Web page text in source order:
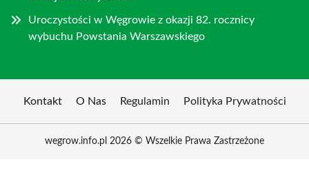
Uroczystości w Węgrowie z okazji 82. rocznicy
wybuchu Powstania Warszawskiego
Kontakt O Nas Regulamin Polityka Prywatności
wegrow.info.pl 2026 © Wszelkie Prawa Zastrzeżone